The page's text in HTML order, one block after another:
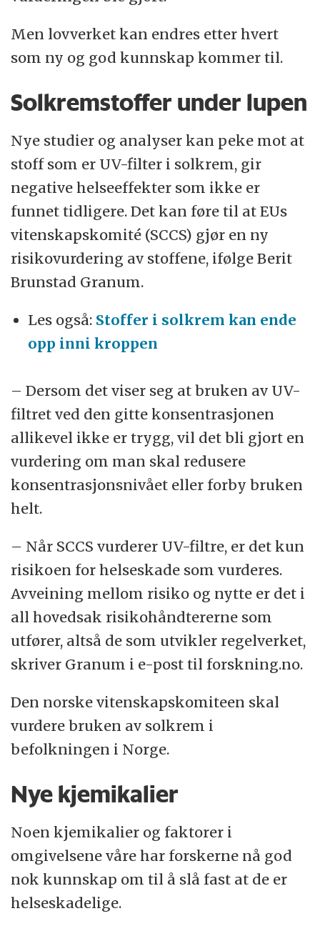
Men lovverket kan endres etter hvert
som ny og god kunnskap kommer til.
Solkremstoffer under lupen
Nye studier og analyser kan peke mot at
stoff som er UV-filter i solkrem, gir
negative helseeffekter som ikke er
funnet tidligere. Det kan føre til at EUs
vitenskapskomité (SCCS) gjør en ny
risikovurdering av stoffene, ifølge Berit
Brunstad Granum.
Les også: Stoffer i solkrem kan ende
opp inni kroppen
– Dersom det viser seg at bruken av UV-
filtret ved den gitte konsentrasjonen
allikevel ikke er trygg, vil det bli gjort en
vurdering om man skal redusere
konsentrasjonsnivået eller forby bruken
helt.
– Når SCCS vurderer UV-filtre, er det kun
risikoen for helseskade som vurderes.
Avveining mellom risiko og nytte er det i
all hovedsak risikohåndtererne som
utfører, altså de som utvikler regelverket,
skriver Granum i e-post til forskning.no.
Den norske vitenskapskomiteen skal
vurdere bruken av solkrem i
befolkningen i Norge.
Nye kjemikalier
Noen kjemikalier og faktorer i
omgivelsene våre har forskerne nå god
nok kunnskap om til å slå fast at de er
helseskadelige.